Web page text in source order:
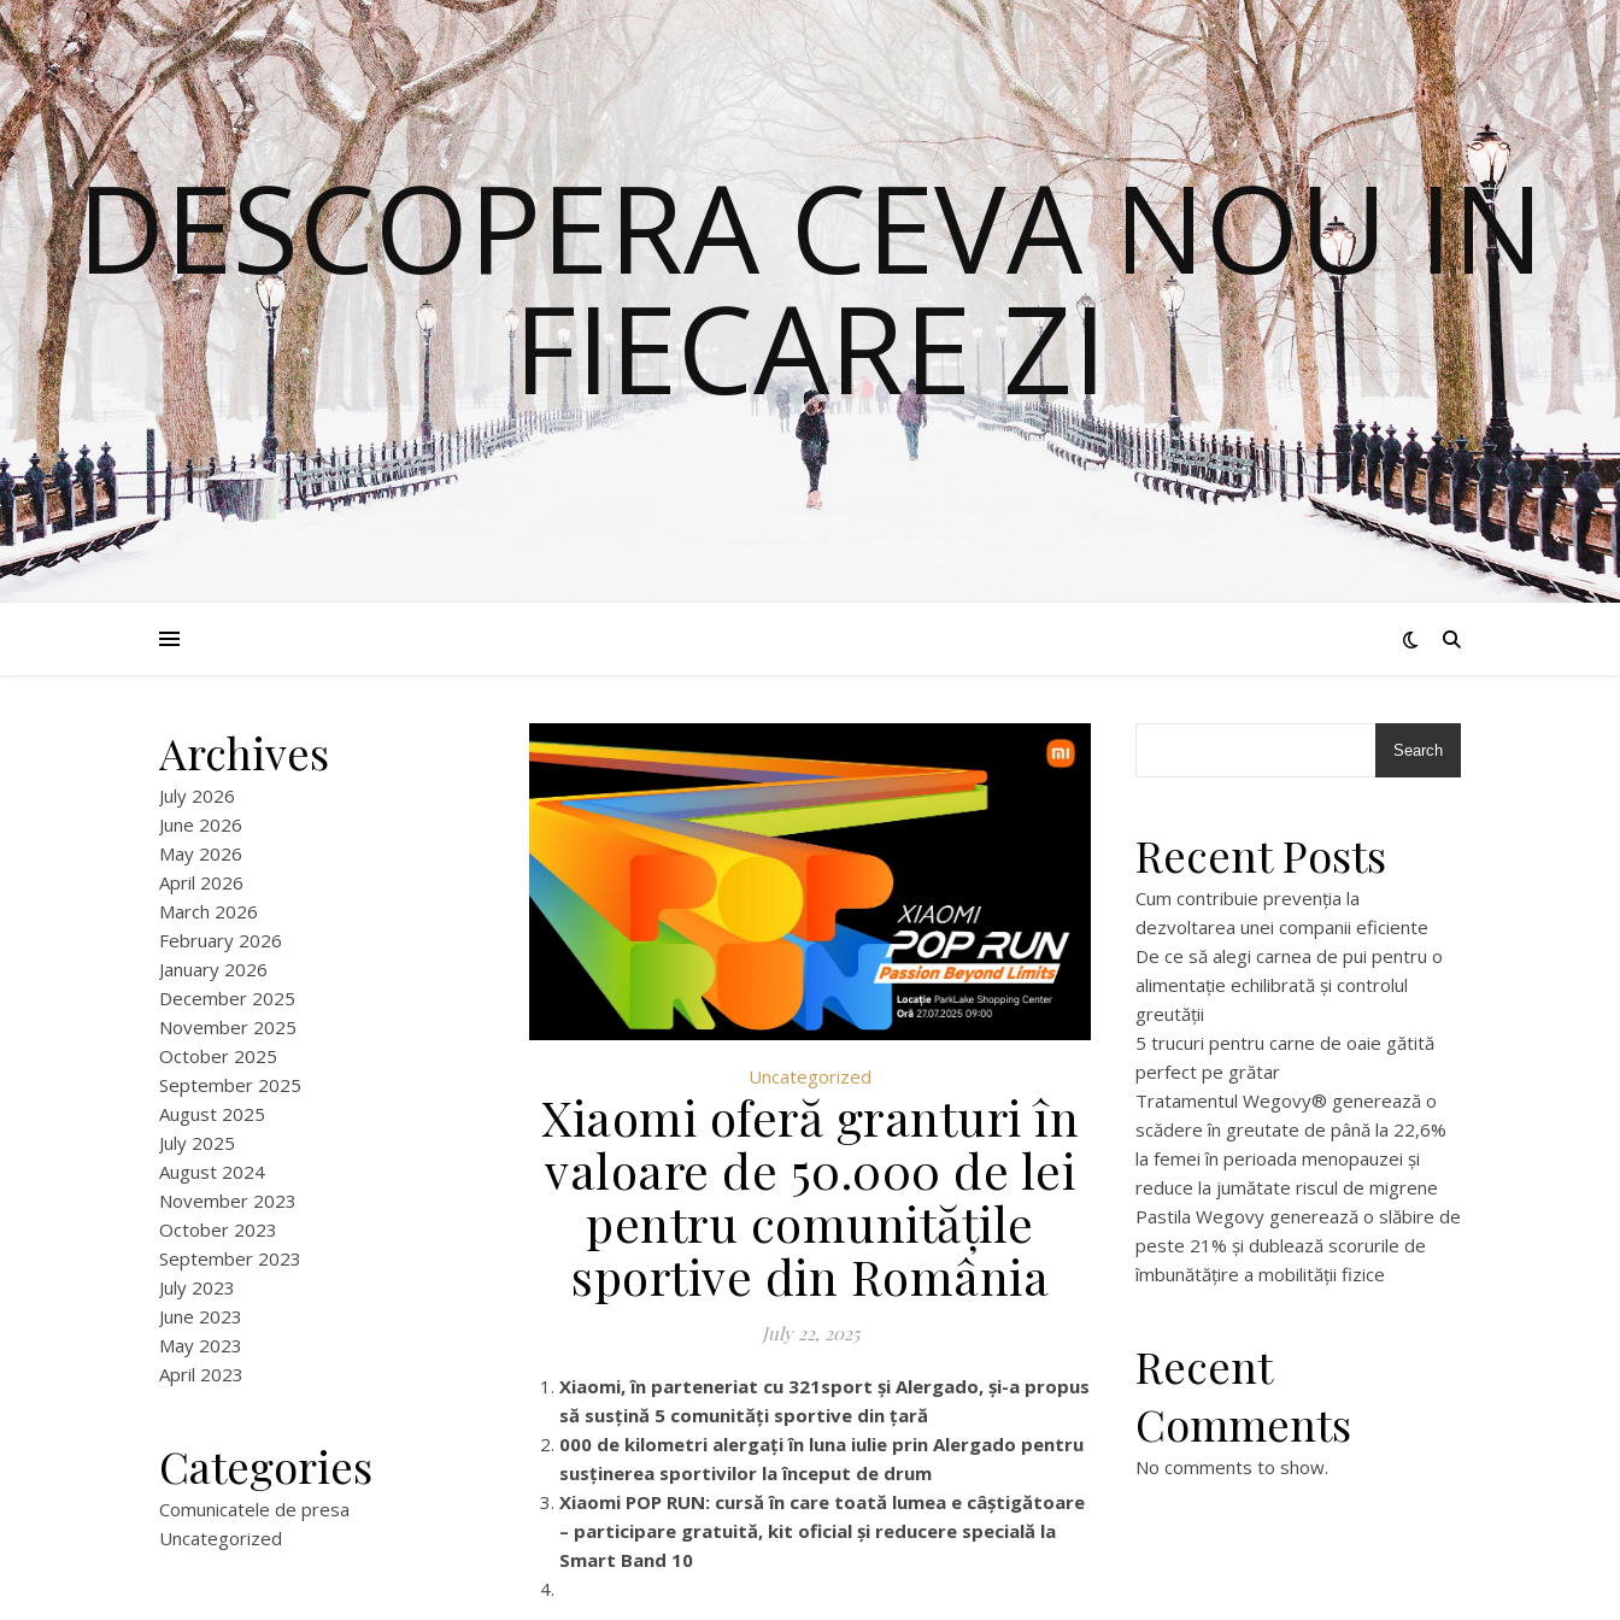
DESCOPERA CEVA NOU IN
FIECARE ZI
Archives
July 2026
June 2026
May 2026
April 2026
March 2026
February 2026
January 2026
December 2025
November 2025
October 2025
September 2025
August 2025
July 2025
August 2024
November 2023
October 2023
September 2023
July 2023
June 2023
May 2023
April 2023
Categories
Comunicatele de presa
Uncategorized
Uncategorized
Xiaomi oferă granturi în
valoare de 50.000 de lei
pentru comunitățile
sportive din România
July 22, 2025
Xiaomi, în parteneriat cu 321sport și Alergado, și-a propus
să susțină 5 comunități sportive din țară
000 de kilometri alergați în luna iulie prin Alergado pentru
susținerea sportivilor la început de drum
Xiaomi POP RUN: cursă în care toată lumea e câștigătoare
– participare gratuită, kit oficial și reducere specială la
Smart Band 10
Search
Recent Posts
Cum contribuie prevenția la
dezvoltarea unei companii eficiente
De ce să alegi carnea de pui pentru o
alimentație echilibrată și controlul
greutății
5 trucuri pentru carne de oaie gătită
perfect pe grătar
Tratamentul Wegovy® generează o
scădere în greutate de până la 22,6%
la femei în perioada menopauzei și
reduce la jumătate riscul de migrene
Pastila Wegovy generează o slăbire de
peste 21% și dublează scorurile de
îmbunătățire a mobilității fizice
Recent
Comments
No comments to show.